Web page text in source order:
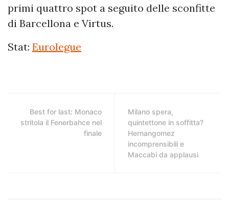
primi quattro spot a seguito delle sconfitte
di Barcellona e Virtus.
Stat: Eurolegue
Best for last: Monaco
stritola il Fenerbahce nel
finale
Milano spera,
quintettone in soffitta?
Hernangomez
incomprensibili e
Maccabi da applausi